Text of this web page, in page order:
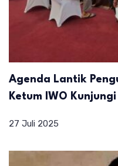
Agenda Lantik
Ketum IWO
27 Juli 2025